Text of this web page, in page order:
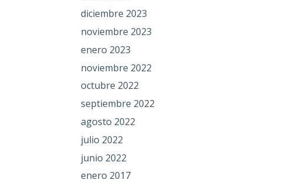
diciembre 2023
noviembre 2023
enero 2023
noviembre 2022
octubre 2022
septiembre 2022
agosto 2022
julio 2022
junio 2022
enero 2017